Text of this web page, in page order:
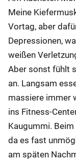
Meine
Vortag, aber
Depressionen,
weißen
Aber sonst fühlt
an. Langsam
massiere immer
ins Fitness-
Kaugummi.
da es fast
am späten